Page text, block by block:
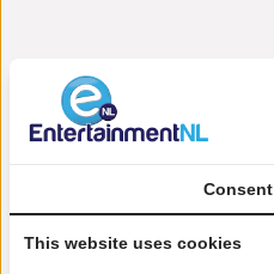
Consent
This website uses cookies